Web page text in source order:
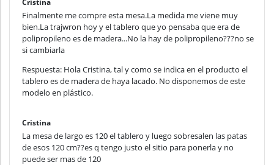
Finalmente me compre esta mesa.La medida me viene muy
bien.La trajwron hoy y el tablero que yo pensaba que era de
polipropileno es de madera...No la hay de polipropileno???no se
si cambiarla
Respuesta: Hola Cristina, tal y como se indica en el producto el
tablero es de madera de haya lacado. No disponemos de este
modelo en plástico.
Cristina
La mesa de largo es 120 el tablero y luego sobresalen las patas
de esos 120 cm??es q tengo justo el sitio para ponerla y no
puede ser mas de 120